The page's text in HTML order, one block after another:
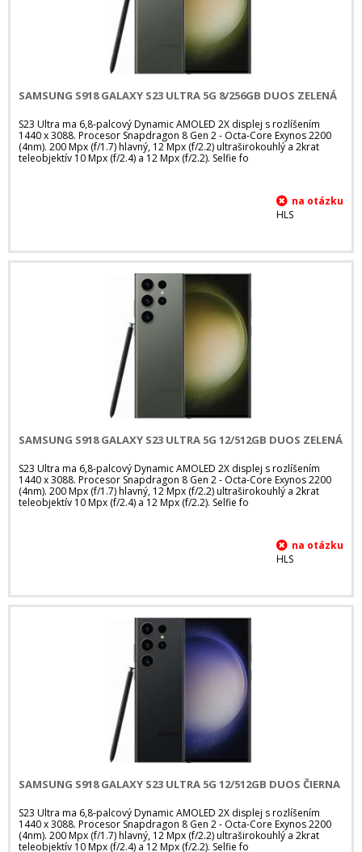
SAMSUNG S918 GALAXY S23 ULTRA 5G 8/256GB DUOS ZELENÁ
S23 Ultra ma 6,8-palcový Dynamic AMOLED 2X displej s rozlíšením
1440 x 3088. Procesor Snapdragon 8 Gen 2 - Octa-Core Exynos 2200
(4nm). 200 Mpx (f/1.7) hlavný, 12 Mpx (f/2.2) ultraširokouhlý a 2krat
teleobjektív 10 Mpx (f/2.4) a 12 Mpx (f/2.2). Selfie fo
HLS
SAMSUNG S918 GALAXY S23 ULTRA 5G 12/512GB DUOS ZELENÁ
S23 Ultra ma 6,8-palcový Dynamic AMOLED 2X displej s rozlíšením
1440 x 3088. Procesor Snapdragon 8 Gen 2 - Octa-Core Exynos 2200
(4nm). 200 Mpx (f/1.7) hlavný, 12 Mpx (f/2.2) ultraširokouhlý a 2krat
teleobjektív 10 Mpx (f/2.4) a 12 Mpx (f/2.2). Selfie fo
HLS
SAMSUNG S918 GALAXY S23 ULTRA 5G 12/512GB DUOS ČIERNA
S23 Ultra ma 6,8-palcový Dynamic AMOLED 2X displej s rozlíšením
1440 x 3088. Procesor Snapdragon 8 Gen 2 - Octa-Core Exynos 2200
(4nm). 200 Mpx (f/1.7) hlavný, 12 Mpx (f/2.2) ultraširokouhlý a 2krat
teleobjektív 10 Mpx (f/2.4) a 12 Mpx (f/2.2). Selfie fo